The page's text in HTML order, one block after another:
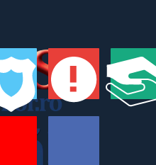
din Fondul Social European